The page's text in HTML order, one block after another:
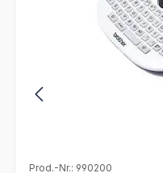
Prod.-Nr.: 990200